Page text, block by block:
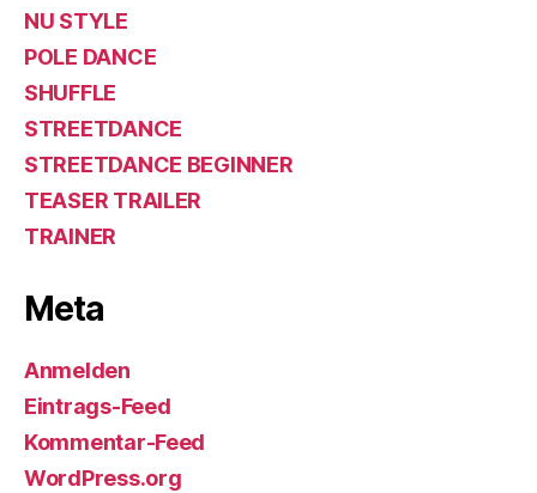
NU STYLE
POLE DANCE
SHUFFLE
STREETDANCE
STREETDANCE BEGINNER
TEASER TRAILER
TRAINER
Meta
Anmelden
Eintrags-Feed
Kommentar-Feed
WordPress.org